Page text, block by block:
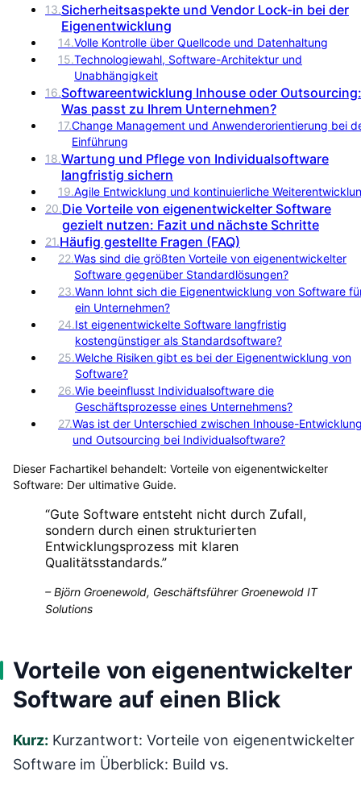
13.Sicherheitsaspekte und Vendor Lock-in bei der
Eigenentwicklung
14.Volle Kontrolle über Quellcode und Datenhaltung
15.Technologiewahl, Software-Architektur und
Unabhängigkeit
16.Softwareentwicklung Inhouse oder Outsourcing:
Was passt zu Ihrem Unternehmen?
17.Change Management und Anwenderorientierung bei
Einführung
18.Wartung und Pflege von Individualsoftware
langfristig sichern
19.Agile Entwicklung und kontinuierliche
20.Die Vorteile von eigenentwickelter Software
gezielt nutzen: Fazit und nächste Schritte
21.Häufig gestellte Fragen (FAQ)
22.Was sind die größten Vorteile von eigenentwickelter
Software gegenüber Standardlösungen?
23.Wann lohnt sich die Eigenentwicklung von Software
ein Unternehmen?
24.Ist eigenentwickelte Software langfristig
kostengünstiger als Standardsoftware?
25.Welche Risiken gibt es bei der Eigenentwicklung von
Software?
26.Wie beeinflusst Individualsoftware die
Geschäftsprozesse eines Unternehmens?
27.Was ist der Unterschied zwischen Inhouse-
und Outsourcing bei Individualsoftware?
Dieser Fachartikel behandelt: Vorteile von eigenentwickelter
Software: Der ultimative Guide.
“Gute Software entsteht nicht durch Zufall,
sondern durch einen strukturierten
Entwicklungsprozess mit klaren
Qualitätsstandards.”
–Björn Groenewold, Geschäftsführer Groenewold IT
Solutions
Vorteile von eigenentwickelter
Software auf einen Blick
Kurz: Kurzantwort: Vorteile von eigenentwickelter
Software im Überblick: Build vs.